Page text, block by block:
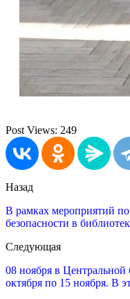
Post Views: 249
Назад
В рамках мероприятий
безопасности в
Следующая
08 ноября в Центральной
октября по 15 ноября. В